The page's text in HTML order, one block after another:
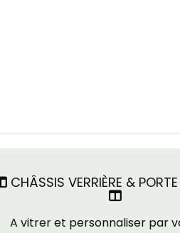
CHÂSSIS VERRIÈRE & PORTE

A vitrer et personnaliser par